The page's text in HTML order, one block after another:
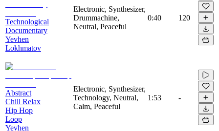
Technological
Documentary
Yevhen
Lokhmatov
Electronic, Synthesizer,
Drummachine,
Neutral, Peaceful
0:40 120
Abstract
Chill Relax
Hip Hop
Loop
Yevhen
Electronic, Synthesizer,
Technology, Neutral,
Calm, Peaceful
1:53 -